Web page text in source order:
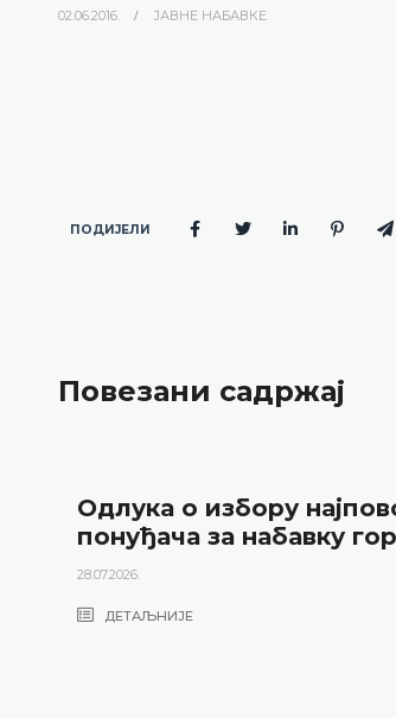
02.06.2016. ЈАВНЕ НАБАВКЕ
ПОДИЈЕЛИ
Повезани садржај
Одлука о избору
понуђача за набавку
28.07.2026.
ДЕТАЉНИЈЕ